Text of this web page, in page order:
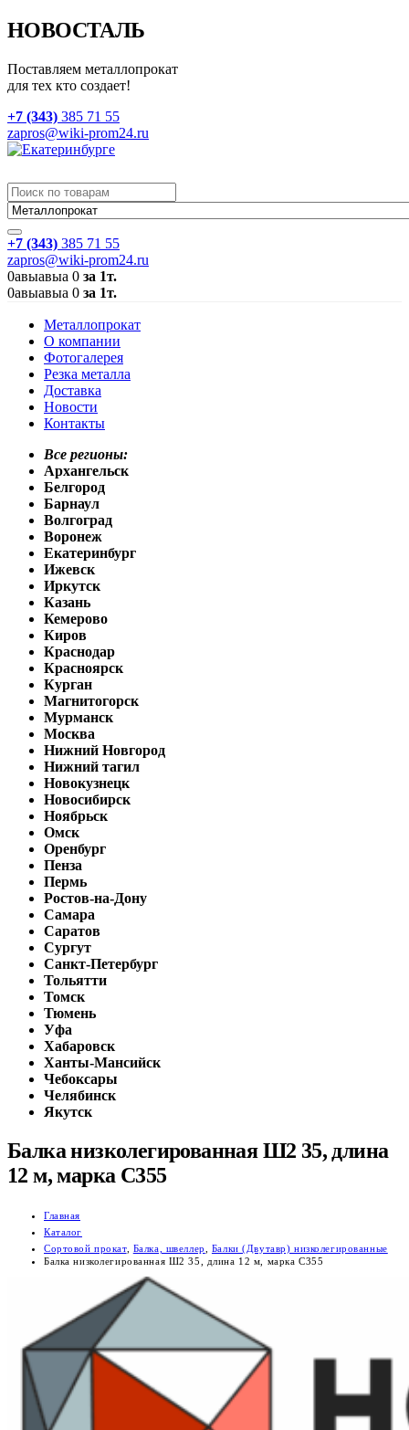
НОВОСТАЛЬ
Поставляем металлопрокат
для тех кто создает!
+7 (343) 385 71 55
zapros@wiki-prom24.ru
+7 (343) 385 71 55
zapros@wiki-prom24.ru
0авыавыа 0 за 1т.
0авыавыа 0 за 1т.
Металлопрокат
О компании
Фотогалерея
Резка металла
Доставка
Новости
Контакты
Все регионы:
Архангельск
Белгород
Барнаул
Волгоград
Воронеж
Екатеринбург
Ижевск
Иркутск
Казань
Кемерово
Киров
Краснодар
Красноярск
Курган
Магнитогорск
Мурманск
Москва
Нижний Новгород
Нижний тагил
Новокузнецк
Новосибирск
Ноябрьск
Омск
Оренбург
Пенза
Пермь
Ростов-на-Дону
Самара
Саратов
Сургут
Санкт-Петербург
Тольятти
Томск
Тюмень
Уфа
Хабаровск
Ханты-Мансийск
Чебоксары
Челябинск
Якутск
Балка низколегированная Ш2 35, длина
12 м, марка С355
Главная
Каталог
Сортовой прокат, Балка, швеллер
Балки (Двутавр) низколегированные
Балка низколегированная Ш2 35, длина 12 м, марка С355